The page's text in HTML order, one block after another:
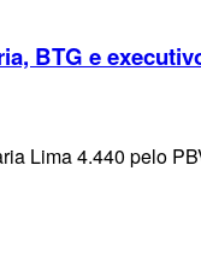
BTG e
Lima 4.440 pelo